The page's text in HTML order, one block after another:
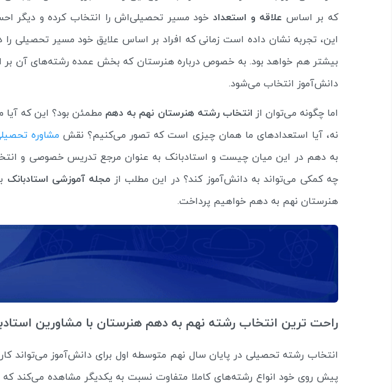
که بر اساس علاقه و استعدادخود مسیر تحصیلی‌اش را انتخاب کرده و دیگر
این، تجربه نشان داده است زمانی که افراد بر اساس علایق خود مسیر تحصیلی را
بیشتر هم خواهد بود. به خصوص درباره هنرستان که بخش عمده رشته‌های آن
دانش‌آموز انتخاب می‌شود.
اما چگونه می‌توان از انتخاب رشته هنرستان نهم به دهم مطمئن بود؟ این که آیا
نه، آیا استعدادهای ما همان چیزی است که تصور می‌کنیم؟ نقش مشاوره
به دهم در این میان چیست و استادبانک به عنوان مرجع تدریس خصوصی و
چه کمکی می‌تواند به دانش‌آموز کند؟ در این مطلب از مجله آموزشی استادبانک
هنرستان نهم به دهم خواهیم پرداخت.
راحت ترین انتخاب رشته نهم به دهم هنرستان با مشاورین
انتخاب رشته تحصیلی در پایان سال نهم متوسطه اول برای دانش‌آموز می‌تواند
پیش روی خود انواع رشته‌های کاملا متفاوت نسبت به یکدیگر مشاهده می‌کند که